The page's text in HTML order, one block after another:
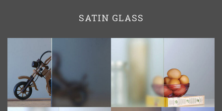
SATIN GLASS